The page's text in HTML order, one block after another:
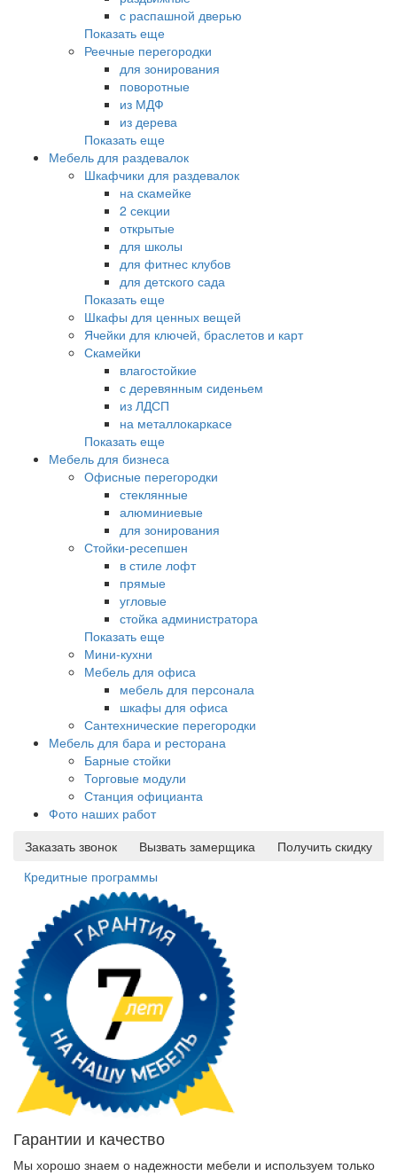
с распашной дверью
Показать еще
Реечные перегородки
для зонирования
поворотные
из МДФ
из дерева
Показать еще
Мебель для раздевалок
Шкафчики для раздевалок
на скамейке
2 секции
открытые
для школы
для фитнес клубов
для детского сада
Показать еще
Шкафы для ценных вещей
Ячейки для ключей, браслетов и карт
Скамейки
влагостойкие
с деревянным сиденьем
из ЛДСП
на металлокаркасе
Показать еще
Мебель для бизнеса
Офисные перегородки
стеклянные
алюминиевые
для зонирования
Стойки-ресепшен
в стиле лофт
прямые
угловые
стойка администратора
Показать еще
Мини-кухни
Мебель для офиса
мебель для персонала
шкафы для офиса
Сантехнические перегородки
Мебель для бара и ресторана
Барные стойки
Торговые модули
Станция официанта
Фото наших работ
Заказать звонок
Вызвать замерщика
Получить скидку
Кредитные программы
Гарантии и качество
Мы хорошо знаем о надежности мебели и используем только